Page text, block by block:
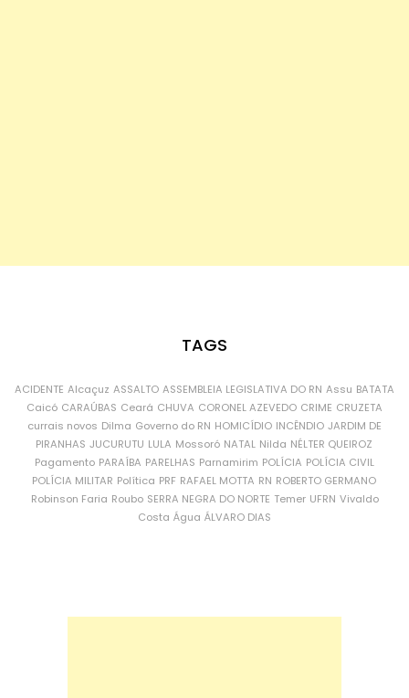
TAGS
ACIDENTE Alcaçuz ASSALTO ASSEMBLEIA LEGISLATIVA DO RN Assu BATATA
Caicó CARAÚBAS Ceará CHUVA CORONEL AZEVEDO CRIME CRUZETA
currais novos Dilma Governo do RN HOMICÍDIO INCÊNDIO JARDIM DE
PIRANHAS JUCURUTU LULA Mossoró NATAL Nilda NÉLTER QUEIROZ
Pagamento PARAÍBA PARELHAS Parnamirim POLÍCIA POLÍCIA CIVIL
POLÍCIA MILITAR Política PRF RAFAEL MOTTA RN ROBERTO GERMANO
Robinson Faria Roubo SERRA NEGRA DO NORTE Temer UFRN Vivaldo
Costa Água ÁLVARO DIAS